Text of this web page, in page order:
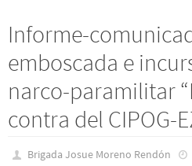
Informe-
emboscada e
narco-paramilitar
contra del CIPOG-
Brigada Josue Moreno Rendón